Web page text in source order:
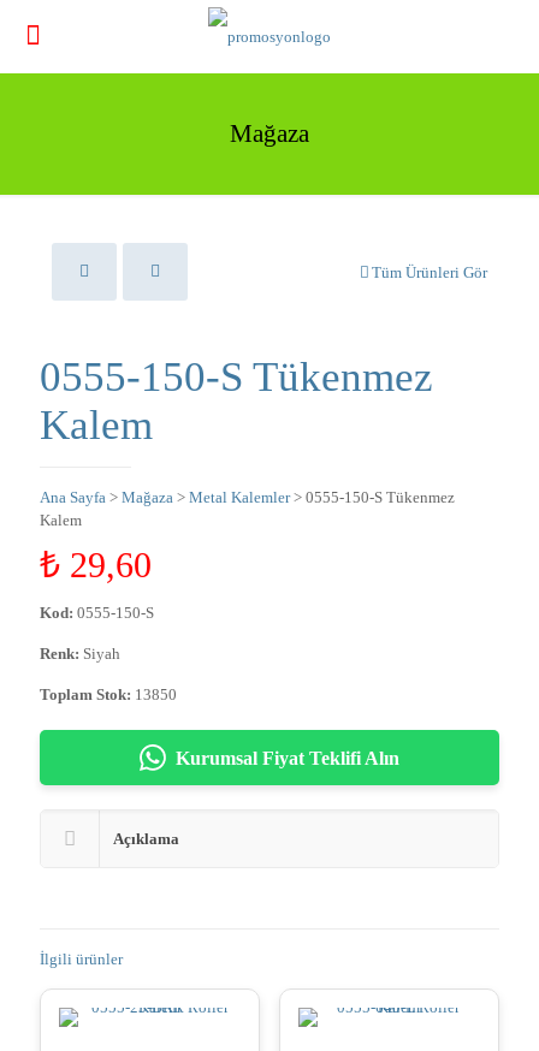
Mağaza
Tüm Ürünleri Gör
0555-150-S Tükenmez
Kalem
Ana Sayfa > Mağaza > Metal Kalemler> 0555-150-S Tükenmez
Kalem
₺ 29,60
Kod: 0555-150-S
Renk: Siyah
Toplam Stok: 13850
Kurumsal Fiyat Teklifi Alın
Açıklama
İlgili ürünler